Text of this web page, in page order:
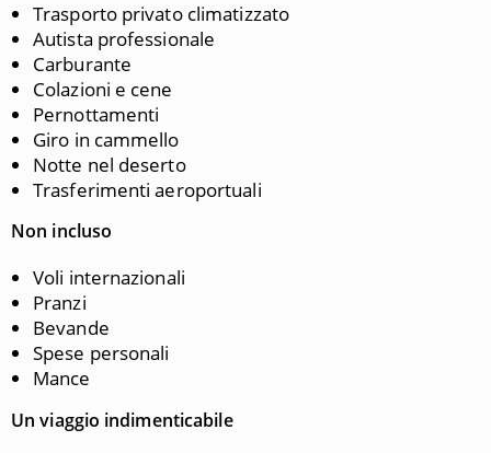
Trasporto privato climatizzato
Autista professionale
Carburante
Colazioni e cene
Pernottamenti
Giro in cammello
Notte nel deserto
Trasferimenti aeroportuali
Non incluso
Voli internazionali
Pranzi
Bevande
Spese personali
Mance
Un viaggio indimenticabile